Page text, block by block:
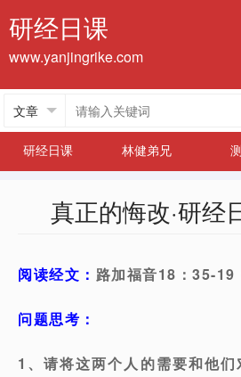
研经日课
www.yanjingrike.com
研经日课
林健弟兄
真正的悔改·研经
阅读经文： 路加福音18：35-19
问题思考：
1、请将这两个人的需要和他